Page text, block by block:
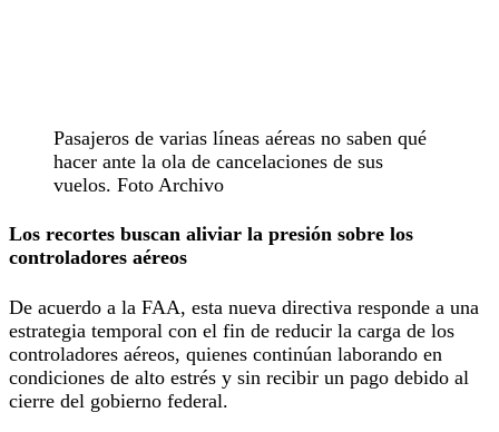
Pasajeros de varias líneas aéreas no saben qué
hacer ante la ola de cancelaciones de sus
vuelos. Foto Archivo
Los recortes buscan aliviar la presión sobre los
controladores aéreos
De acuerdo a la FAA, esta nueva directiva responde a una
estrategia temporal con el fin de reducir la carga de los
controladores aéreos, quienes continúan laborando en
condiciones de alto estrés y sin recibir un pago debido al
cierre del gobierno federal.